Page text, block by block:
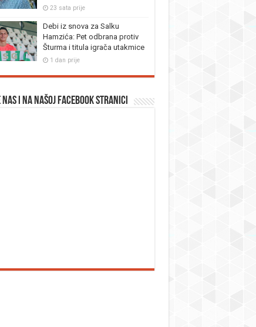
23 sata prije
Debi iz snova za Salku
Hamzića: Pet odbrana protiv
Šturma i titula igrača utakmice
1 dan prije
i na našoj facebook stranici